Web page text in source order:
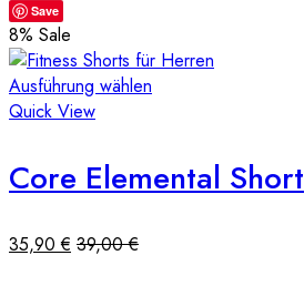
Save
8% Sale
Ausführung wählen
Quick View
Core Elemental Short
35,90€ 39,00€